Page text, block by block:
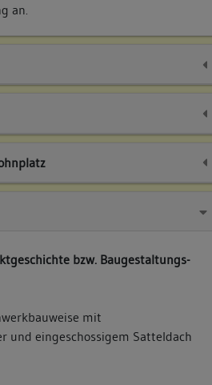
an.
bzw. Baugestaltungs-
mit
und eingeschossigem Satteldach